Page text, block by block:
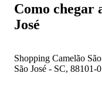
Como chegar
José
Shopping Camelão
São José - SC, 88101-